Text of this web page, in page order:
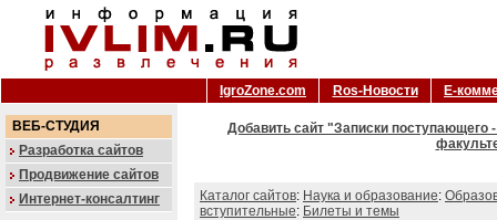
IgroZone.com Ros-Новости Е-
ВЕБ-СТУДИЯ
Разработка сайтов
Продвижение сайтов
Интернет-консалтинг
Добавить сайт "Записки
Каталог сайтов: Наука и образование:
вступительные: Билеты и темы